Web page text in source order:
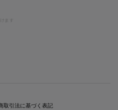
ます
取引法に基づく表記